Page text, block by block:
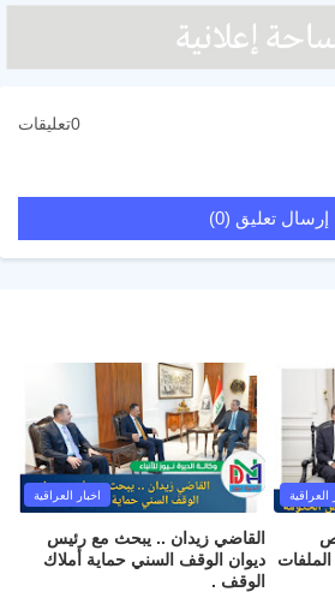
0تعليقات
إرسال تعليق (0)
العراقية اخبار العراقية
القاضي زيدان .. يبحث مع رئيس
ديوان الوقف السني حماية أملاك
الوقف .